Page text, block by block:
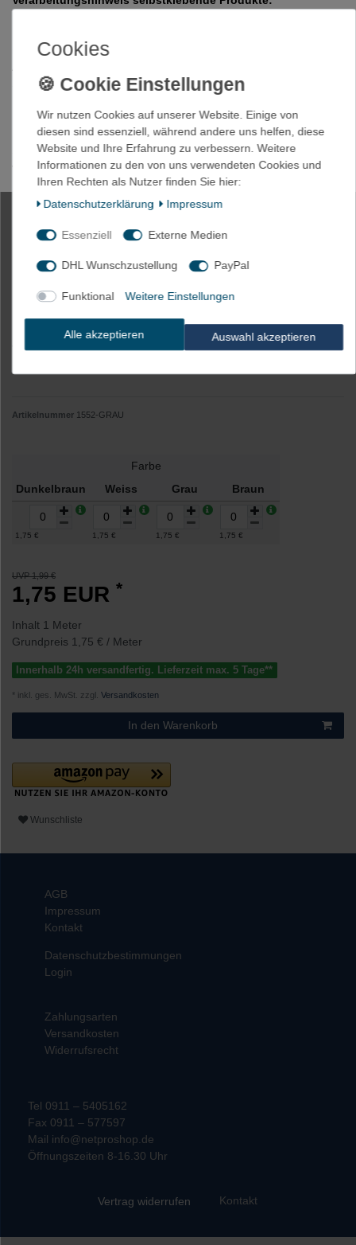
möglich mit Reinigungsbenzin gesäubert!!
Anpressdruck geht vor Anpressdauer. Die Verklebung sollte ca. 2
Stunden unbelastet bleiben.
Haftung.
Um eine Inhibition zu vermeiden, nicht auf Flächen, die mit
Silikonlack bzw. Silikon-Reinigungsmittel bearbeitet wurden,
verwenden.
Es könnte kleine Unterschiede zwischen der abgebildeten Farbe
und der tatsächlichen Farbe geben, aufgrund von Lichteinfall,
Helligkeit des Monitors, Kontrasteinstellung etc..
1m Kabelkanal 8x9mm Innenmaß
PVC Trapezförmig Selbstklebend,
Verbinder verfügbar
Artikelnummer 1552-GRAU
Farbe
Dunkelbraun
Weiss Grau Braun
1,75 € 1,75 € 1,75 € 1,75 €
UVP 1,99 €
1,75 EUR *
Inhalt 1 Meter
Grundpreis 1,75 € / Meter
Innerhalb 24h versandfertig. Lieferzeit max. 5 Tage**
* inkl. ges. MwSt. zzgl. Versandkosten
In den Warenkorb
Wunschliste
AGB
Impressum
Kontakt
Datenschutzbestimmungen
Login
Zahlungsarten
Versandkosten
Widerrufsrecht
Tel 0911 – 5405162
Fax 0911 – 577597
Mail info@netproshop.de
Öffnungszeiten 8-16.30 Uhr
Vertrag widerrufen Kontakt
Cookies
Wir nutzen Cookies auf unserer Website. Einige von
diesen sind essenziell, während andere uns helfen, diese
Website und Ihre Erfahrung zu verbessern. Weitere
Informationen zu den von uns verwendeten Cookies und
Ihren Rechten als Nutzer finden Sie hier:
Daten­schutz­erklärung
Impressum
Essenziell Externe Medien
DHL Wunschzustellung PayPal
Funktional Weitere Einstellungen
Alle akzeptieren Auswahl akzeptieren